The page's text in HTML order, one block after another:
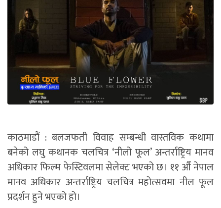
काठमाडौं : बलजफती विवाह सम्बन्धी वास्तविक कथामा
बनेको लघु कथानक चलचित्र ‘नीलो फूल’ अन्तर्राष्ट्रिय मानव
अधिकार फिल्म फेस्टिवलमा सेलेक्ट भएको छ। ११ औँ नेपाल
मानव अधिकार अन्तर्राष्ट्रिय चलचित्र महोत्सवमा नील फूल
प्रदर्शन हुने भएको हो।